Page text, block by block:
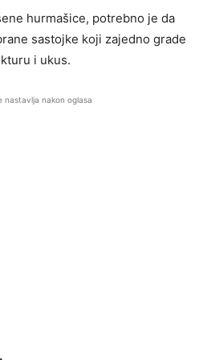
hurmašice, potrebno je da
sastojke koji zajedno grade
i ukus.
nastavlja nakon oglasa